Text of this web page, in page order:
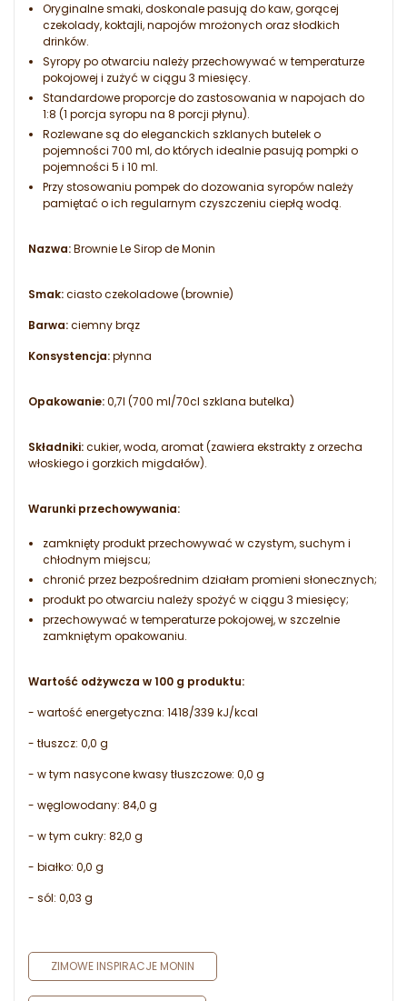
Oryginalne smaki, doskonale pasują do kaw, gorącej
czekolady, koktajli, napojów mrożonych oraz słodkich
drinków.
Syropy po otwarciu należy przechowywać w temperaturze
pokojowej i zużyć w ciągu 3 miesięcy.
Standardowe proporcje do zastosowania w napojach do
1:8 (1 porcja syropu na 8 porcji płynu).
Rozlewane są do eleganckich szklanych butelek o
pojemności 700 ml, do których idealnie pasują pompki o
pojemności 5 i 10 ml.
Przy stosowaniu pompek do dozowania syropów należy
pamiętać o ich regularnym czyszczeniu ciepłą wodą.
Nazwa:Brownie Le Sirop de Monin
Smak:ciasto czekoladowe (brownie)
Barwa:ciemny brąz
Konsystencja:płynna
Opakowanie:0,7l (700 ml/70cl szklana butelka)
Składniki:cukier, woda, aromat (zawiera ekstrakty z orzecha
włoskiego i gorzkich migdałów).
Warunki przechowywania:
zamknięty produkt przechowywać w czystym, suchym i
chłodnym miejscu;
chronić przez bezpośrednim działam promieni słonecznych;
produkt po otwarciu należy spożyć w ciągu 3 miesięcy;
przechowywać w temperaturze pokojowej, w szczelnie
zamkniętym opakowaniu.
Wartość odżywcza w 100 g produktu:
- wartość energetyczna: 1418/339 kJ/kcal
- tłuszcz: 0,0 g
- w tym nasycone kwasy tłuszczowe: 0,0 g
- węglowodany: 84,0 g
- w tym cukry: 82,0 g
- białko: 0,0 g
- sól: 0,03 g
ZIMOWE INSPIRACJE MONIN